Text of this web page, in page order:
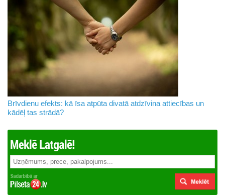
Brīvdienu efekts: kā īsa atpūta divatā atdzīvina attiecības un
kādēļ tas strādā?